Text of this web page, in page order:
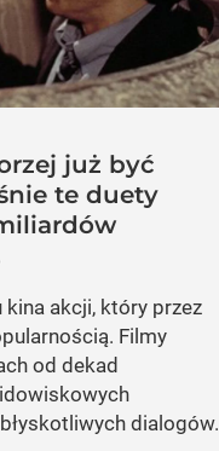
już być
te duety
akcji, który przez
Filmy
od dekad
dialogów.